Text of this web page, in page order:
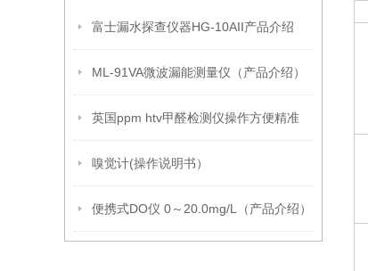
富士漏水探查仪器HG-10AII产品介绍
ML-91VA微波漏能测量仪（产品介绍）
英国ppm htv甲醛检测仪操作方便精准
嗅觉计(操作说明书）
便携式DO仪 0～20.0mg/L（产品介绍）